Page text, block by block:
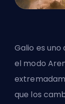
Galio es
el modo
que los